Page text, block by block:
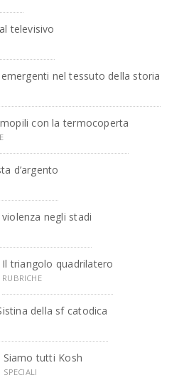
televisivo
nel tessuto della storia
con la termocoperta
d’argento
negli stadi
Il triangolo quadrilatero
RUBRICHE
della sf catodica
Siamo tutti Kosh
SPECIALI